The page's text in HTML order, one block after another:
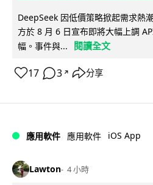
DeepSeek 因低價策略掀起需求熱
方於 8 月 6 日宣布即將大幅上調
幅。事件與...
閱讀全文
17 3 ↗ 分享
應用軟件 應用軟件 iOS App
Lawton 4 小時